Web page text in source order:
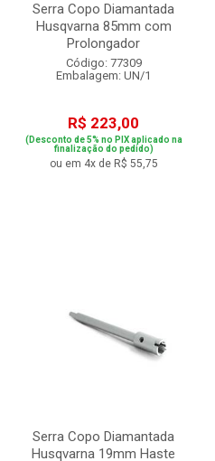
Serra Copo Diamantada
Husqvarna 85mm com
Prolongador
Código: 77309
Embalagem: UN/1
R$ 223,00
(Desconto de 5% no PIX aplicado na
finalização do pedido)
ou em 4x de R$ 55,75
Serra Copo Diamantada
Husqvarna 19mm Haste